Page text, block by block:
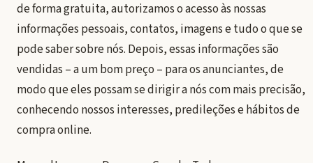
de forma gratuita, autorizamos o acesso às nossas
informações pessoais, contatos, imagens e tudo o que se
pode saber sobre nós. Depois, essas informações são
vendidas – a um bom preço – para os anunciantes, de
modo que eles possam se dirigir a nós com mais precisão,
conhecendo nossos interesses, predileções e hábitos de
compra online.